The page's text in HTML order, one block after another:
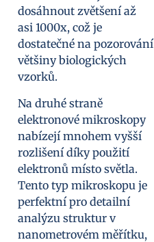
dosáhnout zvětšení až
asi 1000x, což je
dostatečné na pozorování
většiny biologických
vzorků.
Na druhé straně
elektronové mikroskopy
nabízejí mnohem vyšší
rozlišení díky použití
elektronů místo světla.
Tento typ mikroskopu je
perfektní pro detailní
analýzu struktur v
nanometrovém měřítku,